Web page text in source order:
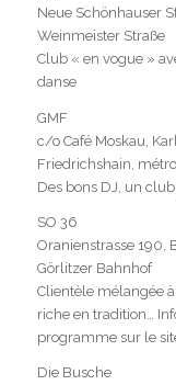
Neue Schönhauser
Weinmeister Straße
Club « en vogue »
danse
GMF
c/o Café Moskau,
Friedrichshain,
Des bons DJ, un
SO 36
Oranienstrasse 190,
Görlitzer Bahnhof
Clientèle mélangée
riche en tradition…
programme sur le
Die Busche